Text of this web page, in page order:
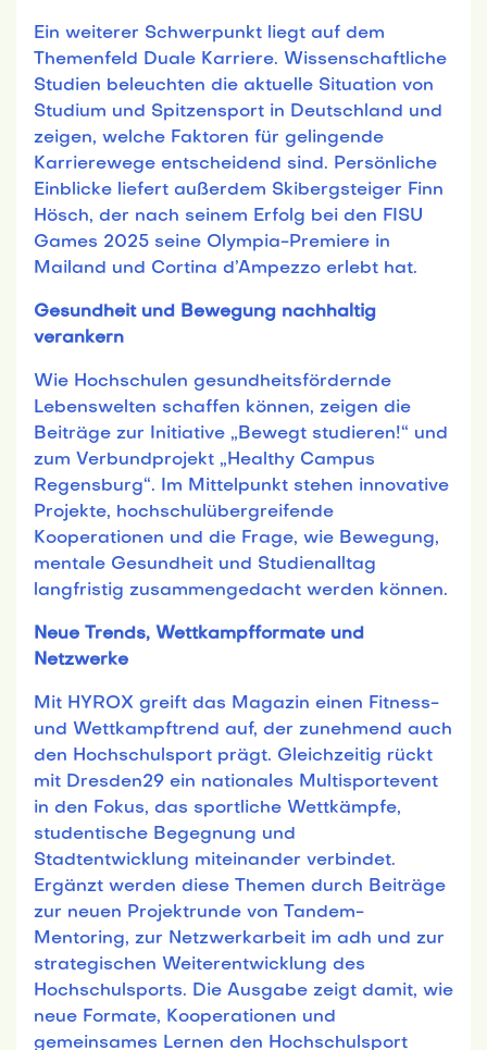
Ein weiterer Schwerpunkt liegt auf dem
Themenfeld Duale Karriere. Wissenschaftliche
Studien beleuchten die aktuelle Situation von
Studium und Spitzensport in Deutschland und
zeigen, welche Faktoren für gelingende
Karrierewege entscheidend sind. Persönliche
Einblicke liefert außerdem Skibergsteiger Finn
Hösch, der nach seinem Erfolg bei den FISU
Games 2025 seine Olympia-Premiere in
Mailand und Cortina d’Ampezzo erlebt hat.
Gesundheit und Bewegung nachhaltig
verankern
Wie Hochschulen gesundheitsfördernde
Lebenswelten schaffen können, zeigen die
Beiträge zur Initiative „Bewegt studieren!“ und
zum Verbundprojekt „Healthy Campus
Regensburg“. Im Mittelpunkt stehen innovative
Projekte, hochschulübergreifende
Kooperationen und die Frage, wie Bewegung,
mentale Gesundheit und Studienalltag
langfristig zusammengedacht werden können.
Neue Trends, Wettkampfformate und
Netzwerke
Mit HYROX greift das Magazin einen Fitness-
und Wettkampftrend auf, der zunehmend auch
den Hochschulsport prägt. Gleichzeitig rückt
mit Dresden29 ein nationales Multisportevent
in den Fokus, das sportliche Wettkämpfe,
studentische Begegnung und
Stadtentwicklung miteinander verbindet.
Ergänzt werden diese Themen durch Beiträge
zur neuen Projektrunde von Tandem-
Mentoring, zur Netzwerkarbeit im adh und zur
strategischen Weiterentwicklung des
Hochschulsports. Die Ausgabe zeigt damit, wie
neue Formate, Kooperationen und
gemeinsames Lernen den Hochschulsport